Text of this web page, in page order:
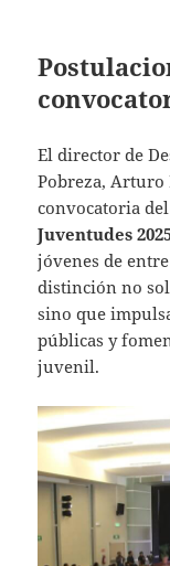
El director de
Pobreza,
convocatoria
Juventudes
jóvenes de
distinción no
sino que
públicas y
juvenil.